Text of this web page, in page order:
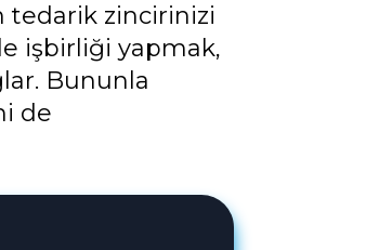
tedarik zincirinizi
işbirliği yapmak,
Bununla
de